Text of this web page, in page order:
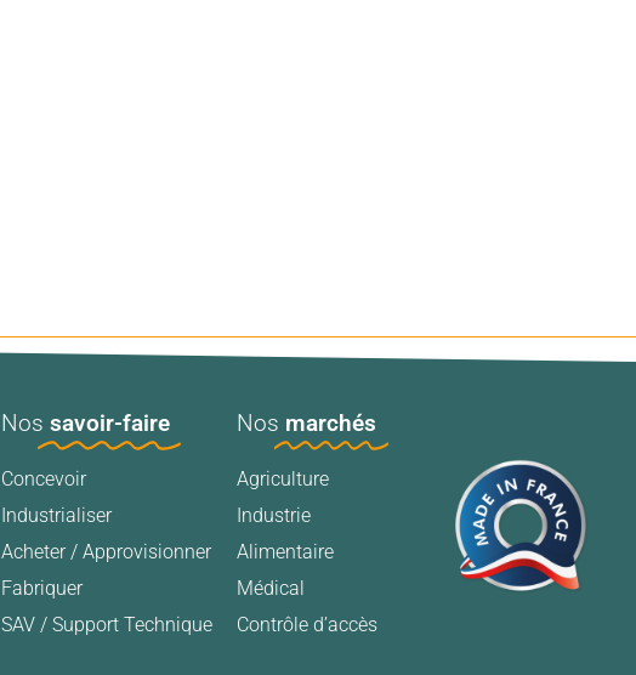
Nos savoir-faire
Concevoir
Industrialiser
Acheter / Approvisionner
Fabriquer
SAV / Support Technique
Nos marchés
Agriculture
Industrie
Alimentaire
Médical
Contrôle d’accès